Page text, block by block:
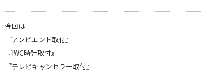
今回は
『アンビエント取付』
『IWC時計取付』
『テレビキャンセラー取付』